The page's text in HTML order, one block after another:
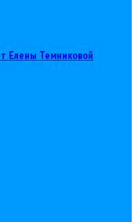
Елены Темниковой